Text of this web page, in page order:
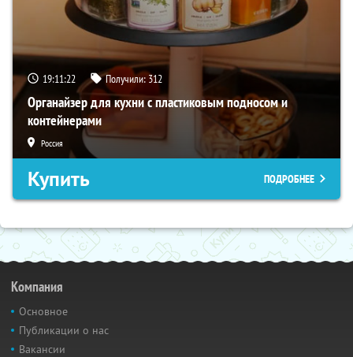
19:11:21 Получили: 312
Органайзер для кухни с пластиковым подносом и
контейнерами
Россия
Купить ПОДРОБНЕЕ
Компания
Основное
Публикации о нас
Вакансии